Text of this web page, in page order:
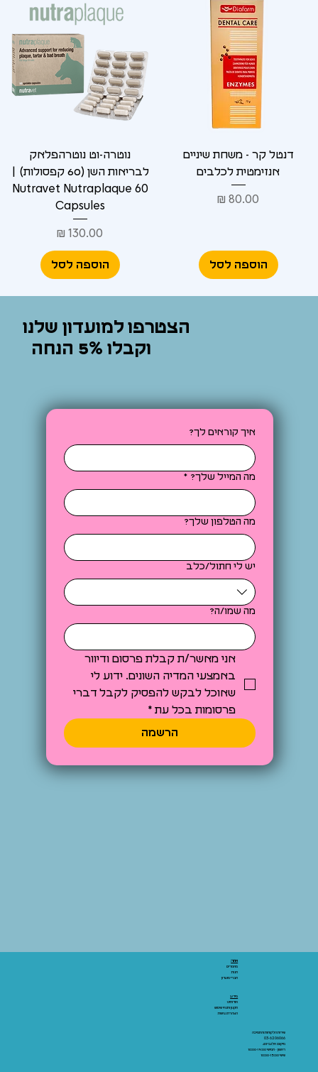
דנטל קר - משחת שיניים
אנזימטית לכלבים
מחיר
הוספה לסל
נוטרה-וט נוטרהפלאק
לבריאות השן (60 קפסולות) |
Nutravet Nutraplaque 60
Capsules
מחיר
הוספה לסל
הצטרפו למועדון שלנו
וקבלו 5% הנחה
איך קוראים לך?
מה המייל שלך? *
מה הטלפון שלך?
יש לי חתול/כלב
מה שמו/ה?
אני מאשר/ת קבלת פרסום ודיוור
באמצעי המדיה השונים. ידוע לי
שאוכל לבקש להפסיק לקבל דברי
פרסומות בכל עת *
הרשמה
שירות הלקוחות והתמיכה
03-6206066
מיקום: אלנבי 43
ראשון - חמישי 10:00-19:00
שישי 10:00-15:00
אתר:
מאמרים
חנות
חברי מועדון
מידע:
אודותינו
תקנון ותנאי שימוש
הצהרת נגישות